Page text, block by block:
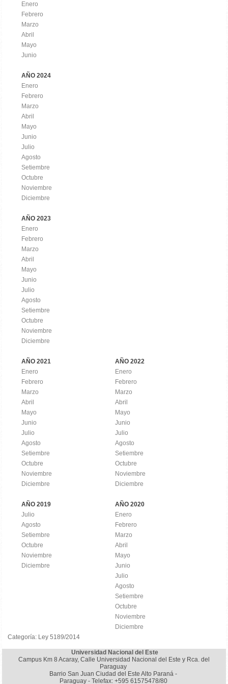
Enero
Febrero
Marzo
Abril
Mayo
Junio
AÑO 2024
Enero
Febrero
Marzo
Abril
Mayo
Junio
Julio
Agosto
Setiembre
Octubre
Noviembre
Diciembre
AÑO 2023
Enero
Febrero
Marzo
Abril
Mayo
Junio
Julio
Agosto
Setiembre
Octubre
Noviembre
Diciembre
AÑO 2021
AÑO 2022
Enero
Enero
Febrero
Febrero
Marzo
Marzo
Abril
Abril
Mayo
Mayo
Junio
Junio
Julio
Julio
Agosto
Agosto
Setiembre
Setiembre
Octubre
Octubre
Noviembre
Noviembre
Diciembre
Diciembre
AÑO 2019
AÑO 2020
Julio
Enero
Agosto
Febrero
Setiembre
Marzo
Octubre
Abril
Noviembre
Mayo
Diciembre
Junio
Julio
Agosto
Setiembre
Octubre
Noviembre
Diciembre
Categoría: Ley 5189/2014
Universidad Nacional del Este
Campus Km 8 Acaray, Calle Universidad Nacional del Este y Rca. del
Paraguay
Barrio San Juan Ciudad del Este Alto Paraná -
Paraguay - Telefax: +595 61575478/80